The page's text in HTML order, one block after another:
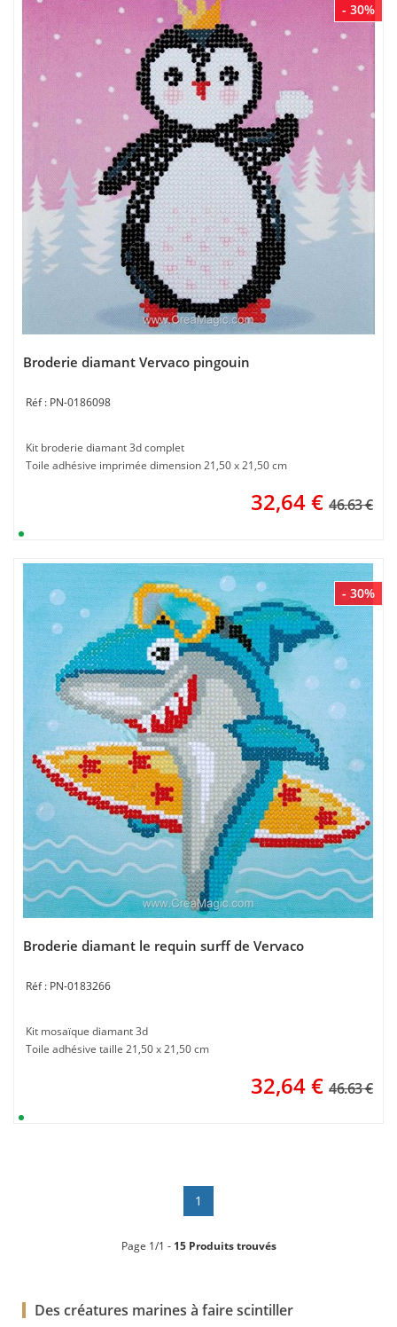
- 30%
Broderie diamant Vervaco pingouin
PN-0186098
Kit broderie diamant 3d complet
Toile adhésive imprimée dimension 21,50 x 21,50 cm
32,64€ 46.63 €
- 30%
Broderie diamant le requin surff de Vervaco
PN-0183266
Kit mosaïque diamant 3d
Toile adhésive taille 21,50 x 21,50 cm
32,64€ 46.63 €
1
Page 1/1 - 15 Produits trouvés
Des créatures marines à faire scintiller